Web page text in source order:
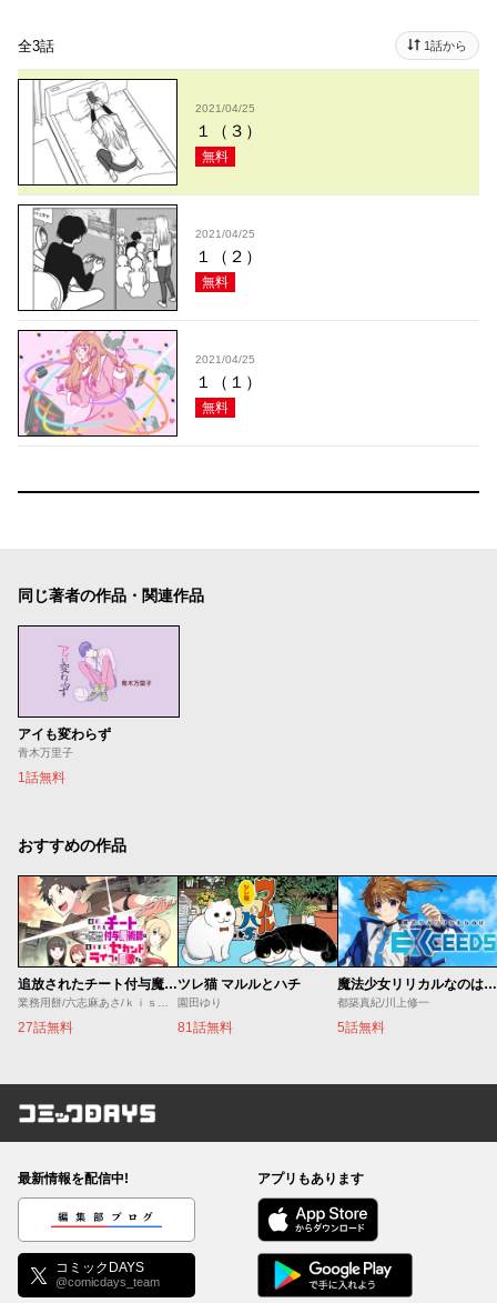
全3話 1話から
2021/04/25
１（３）
無料
2021/04/25
１（２）
無料
2021/04/25
１（１）
無料
同じ著者の作品・関連作品
アイも変わらず
青木万里子
1話無料
おすすめの作品
追放されたチート付与魔術師は気ままなセカンドライフを謳歌する。 ～俺は武器だけじゃなく、あらゆるものに『強化ポイント』を付与できるし、俺の意思でいつでも効果を解除できるけど、残った人たち大丈夫？～
27話無料
ツレ猫 マルルとハチ
園田ゆり
81話無料
魔法少女リリカルなのは EXCEEDS
都築真紀/川上修一
5話無料
コミックDAYS
最新情報を配信中!
編集部ブログ
コミックDAYS
@comicdays_team
アプリもあります